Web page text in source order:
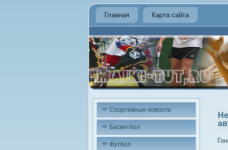
Главная Карта сайта
Спортивные новости
Баскетбол
Футбол